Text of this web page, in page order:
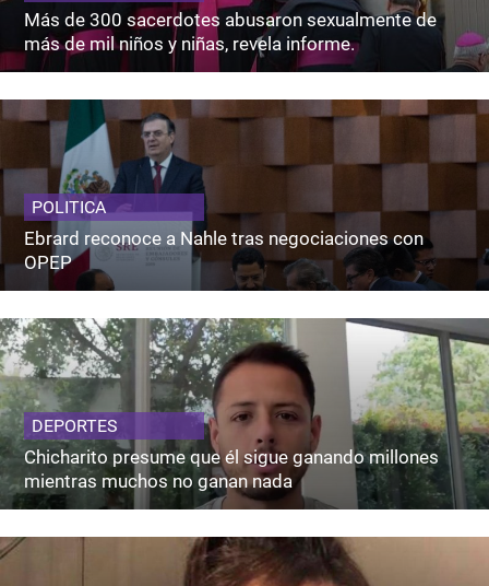
Más de 300 sacerdotes abusaron sexualmente de
más de mil niños y niñas, revela informe.
POLITICA
Ebrard reconoce a Nahle tras negociaciones con
OPEP
DEPORTES
Chicharito presume que él sigue ganando millones
mientras muchos no ganan nada